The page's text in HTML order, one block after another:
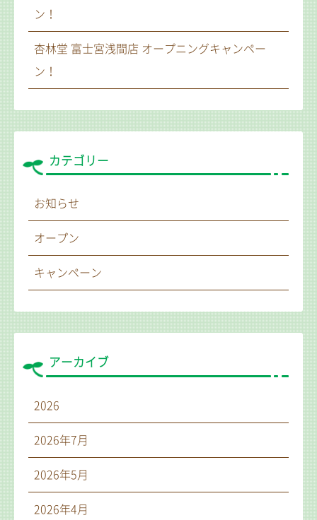
ン！
杏林堂 富士宮浅間店 オープニングキャンペー
ン！
カテゴリー
お知らせ
オープン
キャンペーン
アーカイブ
2026
2026年7月
2026年5月
2026年4月